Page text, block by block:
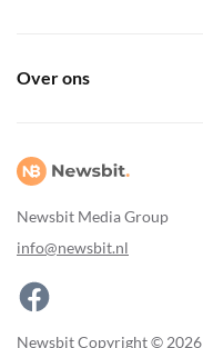
Newsbit Media Group
info@newsbit.nl
Over ons
Newsbit Copyright © 2026